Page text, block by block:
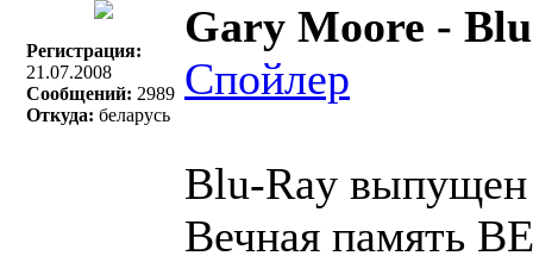
Регистрация:
21.07.2008
Сообщений: 2989
Откуда: беларусь
Gary Moore -
Спойлер
Blu-Ray выпущен
Вечная память